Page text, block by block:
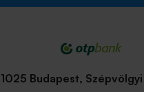
1025 Budapest,